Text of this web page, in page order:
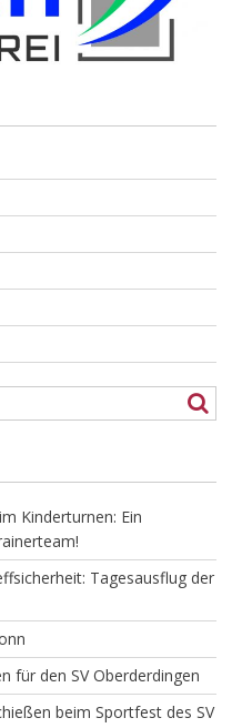
Kinderturnen: Ein
Tagesausflug der
für den SV Oberderdingen
beim Sportfest des SV